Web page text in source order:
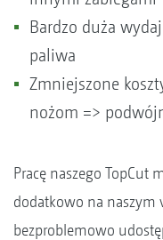
Bardzo duża
paliwa
Zmniejszone
nożom =>
Pracę naszego TopCut
dodatkowo na naszym
bezproblemowo